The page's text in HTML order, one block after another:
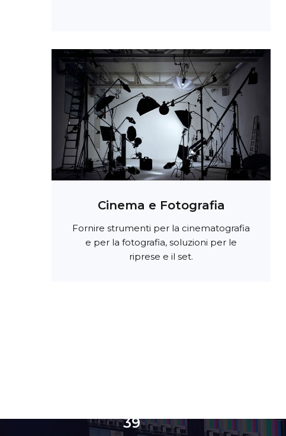
Cinema e Fotografia
Fornire strumenti per la cinematografia
e per la fotografia, soluzioni per le
riprese e il set.
39